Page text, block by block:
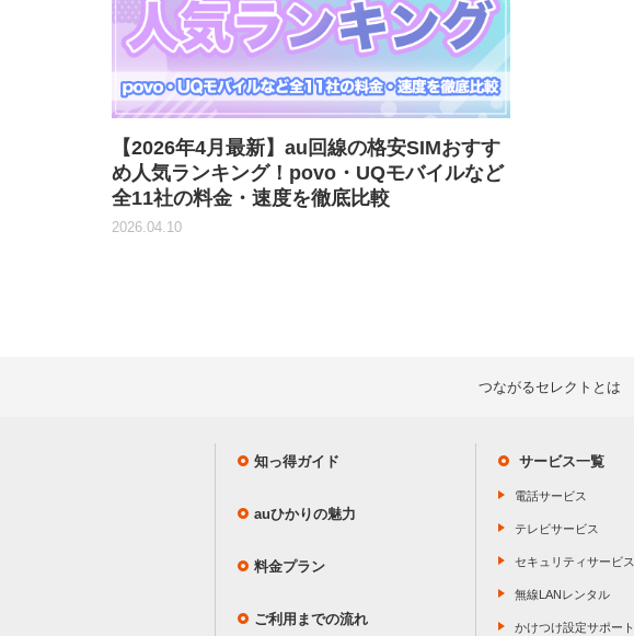
【2026年4月最新】au回線の格安SIMおすす
め人気ランキング！povo・UQモバイルなど
全11社の料金・速度を徹底比較
2026.04.10
つながるセレクトとは
知っ得ガイド
auひかりの魅力
料金プラン
ご利用までの流れ
サービス一覧
電話サービス
テレビサービス
セキュリティサービス
無線LANレンタル
かけつけ設定サポート